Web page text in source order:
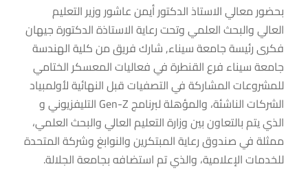
بحضور معالي الاستاذ الدكتور أيمن عاشور وزير التعليم
العالي والبحث العلمي وتحت رعاية الاستاذة الدكتورة جيهان
فكرى رئيسة جامعة سيناء, شارك فريق من كلية الهندسة
جامعة سيناء فرع القنطرة في فعاليات المعسكر الختامي
للمشروعات المشاركة في التصفيات قبل النهائية لأولمبياد
الشركات الناشئة، والمؤهلة لبرنامج Gen-Z التليفزيوني و
الذي يتم بالتعاون بين وزارة التعليم العالي والبحث العلمي،
ممثلة في صندوق رعاية المبتكرين والنوابغ وشركة المتحدة
للخدمات الإعلامية، والذي تم استضافه بجامعة الجلالة.